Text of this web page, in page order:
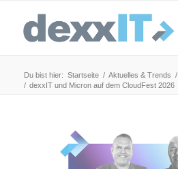
Du bist hier: Startseite / Aktuelles & Trends /
/ dexxIT und Micron auf dem CloudFest 2026